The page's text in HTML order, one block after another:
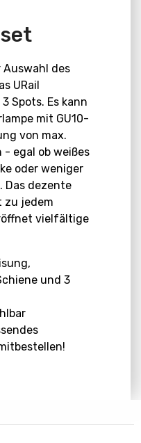
Auswahl des
URail
Spots. Es kann
mit GU10-
von max.
- egal ob weißes
oder weniger
Das dezente
zu jedem
vielfältige
und 3